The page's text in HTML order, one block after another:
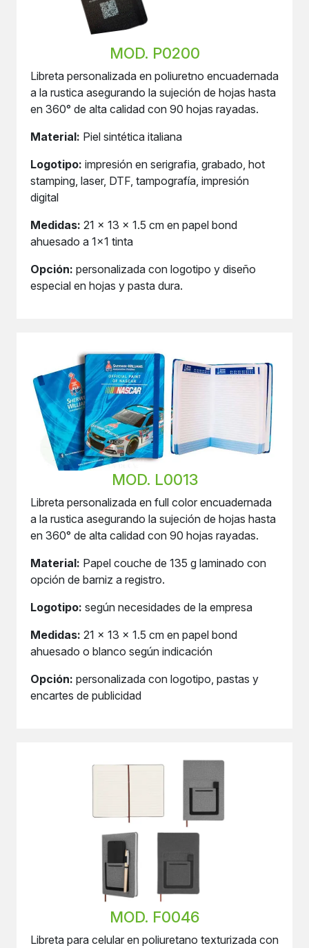
MOD. P0200
Libreta personalizada en poliuretno encuadernada
a la rustica asegurando la sujeción de hojas hasta
en 360° de alta calidad con 90 hojas rayadas.
Material: Piel sintética italiana
Logotipo: impresión en serigrafia, grabado, hot
stamping, laser, DTF, tampografía, impresión
digital
Medidas: 21 x 13 x 1.5 cm en papel bond
ahuesado a 1x1 tinta
Opción: personalizada con logotipo y diseño
especial en hojas y pasta dura.
MOD. L0013
Libreta personalizada en full color encuadernada
a la rustica asegurando la sujeción de hojas hasta
en 360° de alta calidad con 90 hojas rayadas.
Material: Papel couche de 135 g laminado con
opción de barniz a registro.
Logotipo: según necesidades de la empresa
Medidas: 21 x 13 x 1.5 cm en papel bond
ahuesado o blanco según indicación
Opción: personalizada con logotipo, pastas y
encartes de publicidad
MOD. F0046
Libreta para celular en poliuretano texturizada con